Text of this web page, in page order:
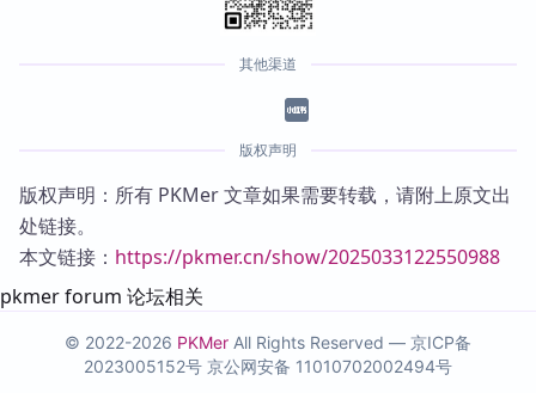
其他渠道
版权声明
版权声明：所有 PKMer 文章如果需要转载，请附上原文出
处链接。
本文链接： https://pkmer.cn/show/2025033122550988
pkmer forum 论坛相关
© 2022-2026 PKMer All Rights Reserved — 京ICP备
2023005152号 京公网安备 11010702002494号